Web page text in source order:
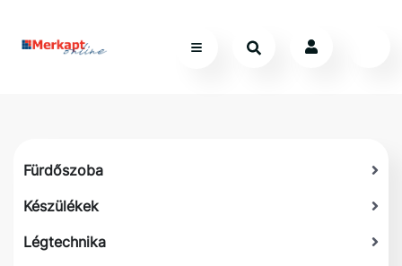
Fürdőszoba
Készülékek
Légtechnika